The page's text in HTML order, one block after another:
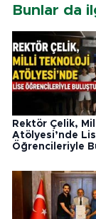
Bunlar da
Rektör Çelik,
Atölyesi’nde
Öğrencileriyle